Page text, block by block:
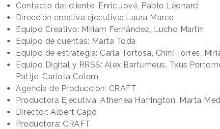
Contacto del cliente: Enric Jové, Pablo Lèonard
Dirección creativa ejecutiva: Laura Marco
Equipo Creativo: Miriam Fernández, Lucho Martín
Equipo de cuentas: Marta Toda
Equipo de estrategia: Carla Tortosa, Chini Torres,
Equipo Digital y RRSS: Alex Bartumeus, Txus
Pattje, Carlota Colom
Agencia de Producción: CRAFT
Productora Ejecutiva: Athenea Harrington, Marta
Director: Albert Capó
Productora: CRAFT